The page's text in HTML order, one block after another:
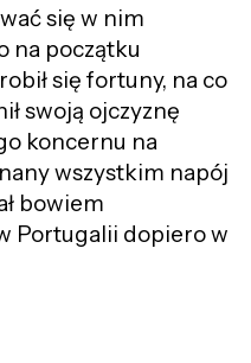
się w nim
na początku
się fortuny, na co
swoją ojczyznę
koncernu na
wszystkim napój
bowiem
Portugalii dopiero w